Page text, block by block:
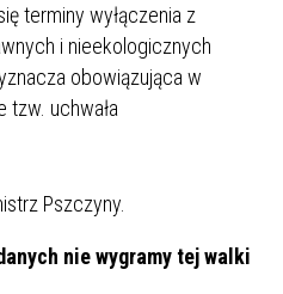
terminy wyłączenia z
i nieekologicznych
obowiązująca w
uchwała
Pszczyny.
nie wygramy tej walki